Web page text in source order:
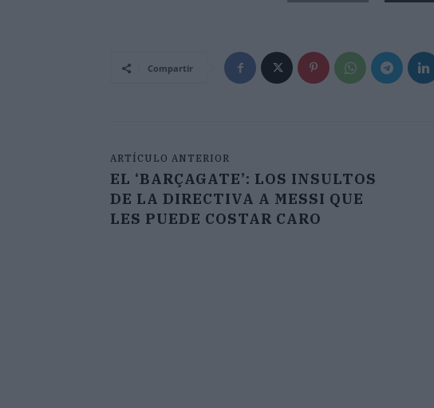
Compartir
ARTÍCULO ANTERIOR
EL ‘BARÇAGATE’: LOS INSULTOS
DE LA DIRECTIVA A MESSI QUE
LES PUEDE COSTAR CARO